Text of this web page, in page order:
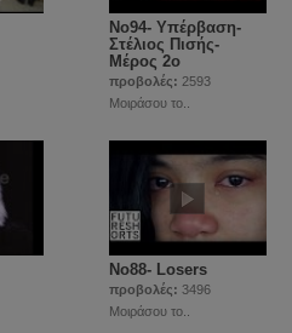
Νο94- Υπέρβαση-
Στέλιος Πισής-
Μέρος 2ο
προβολές: 2593
Μοιράσου το..
No88- Losers
προβολές: 3496
Μοιράσου το..